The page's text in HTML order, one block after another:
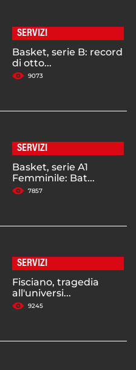
SERVIZI
Basket, serie B: record
di otto...
9073
SERVIZI
Basket, serie A1
Femminile: Bat...
7857
SERVIZI
Fisciano, tragedia
all'universi...
9245